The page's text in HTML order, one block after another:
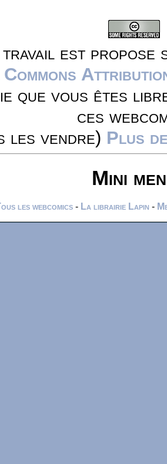
travail est propose
que vous êtes
ces
les vendre) Plus
Mini
les webcomics - La librairie Lapin -